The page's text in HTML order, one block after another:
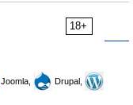
18+
Joomla,
Drupal,